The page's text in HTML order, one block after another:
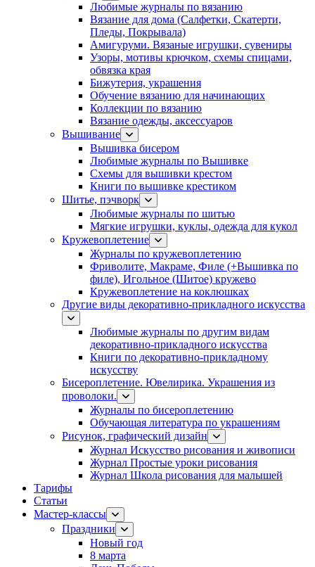
Любимые журналы по вязанию
Вязание для дома (Салфетки, Скатерти,
Пледы, Покрывала)
Амигуруми. Вязаные игрушки, сувениры
Узоры, мотивы крючком, схемы спицами,
обвязка края
Бижутерия, украшения
Обучение вязанию для начинающих
Коллекции по вязанию
Вязание одежды, аксессуаров
Вышивание
Вышивка бисером
Любимые журналы по Вышивке
Схемы для вышивки крестом
Книги по вышивке крестиком
Шитье, пэчворк
Любимые журналы по шитью
Мягкие игрушки, куклы, одежда для кукол
Кружевоплетение
Журналы по кружевоплетению
Фриволите, Макраме, Филе (+Вышивка по
филе), Игольное (Шитое) кружево
Кружевоплетение на коклюшках
Другие виды декоративно-прикладного искусства
Любимые журналы по другим видам
декоративно-прикладного искусства
Книги по декоративно-прикладному
искусству
Бисероплетение. Ювелирика. Украшения из
проволоки.
Журналы по бисероплетению
Обучающая литература по украшениям
Рисунок, графический дизайн
Журнал Искусство рисования и живописи
Журнал Простые уроки рисования
Журнал Школа рисования для малышей
Тарифы
Статьи
Мастер-классы
Праздники
Новый год
8 марта